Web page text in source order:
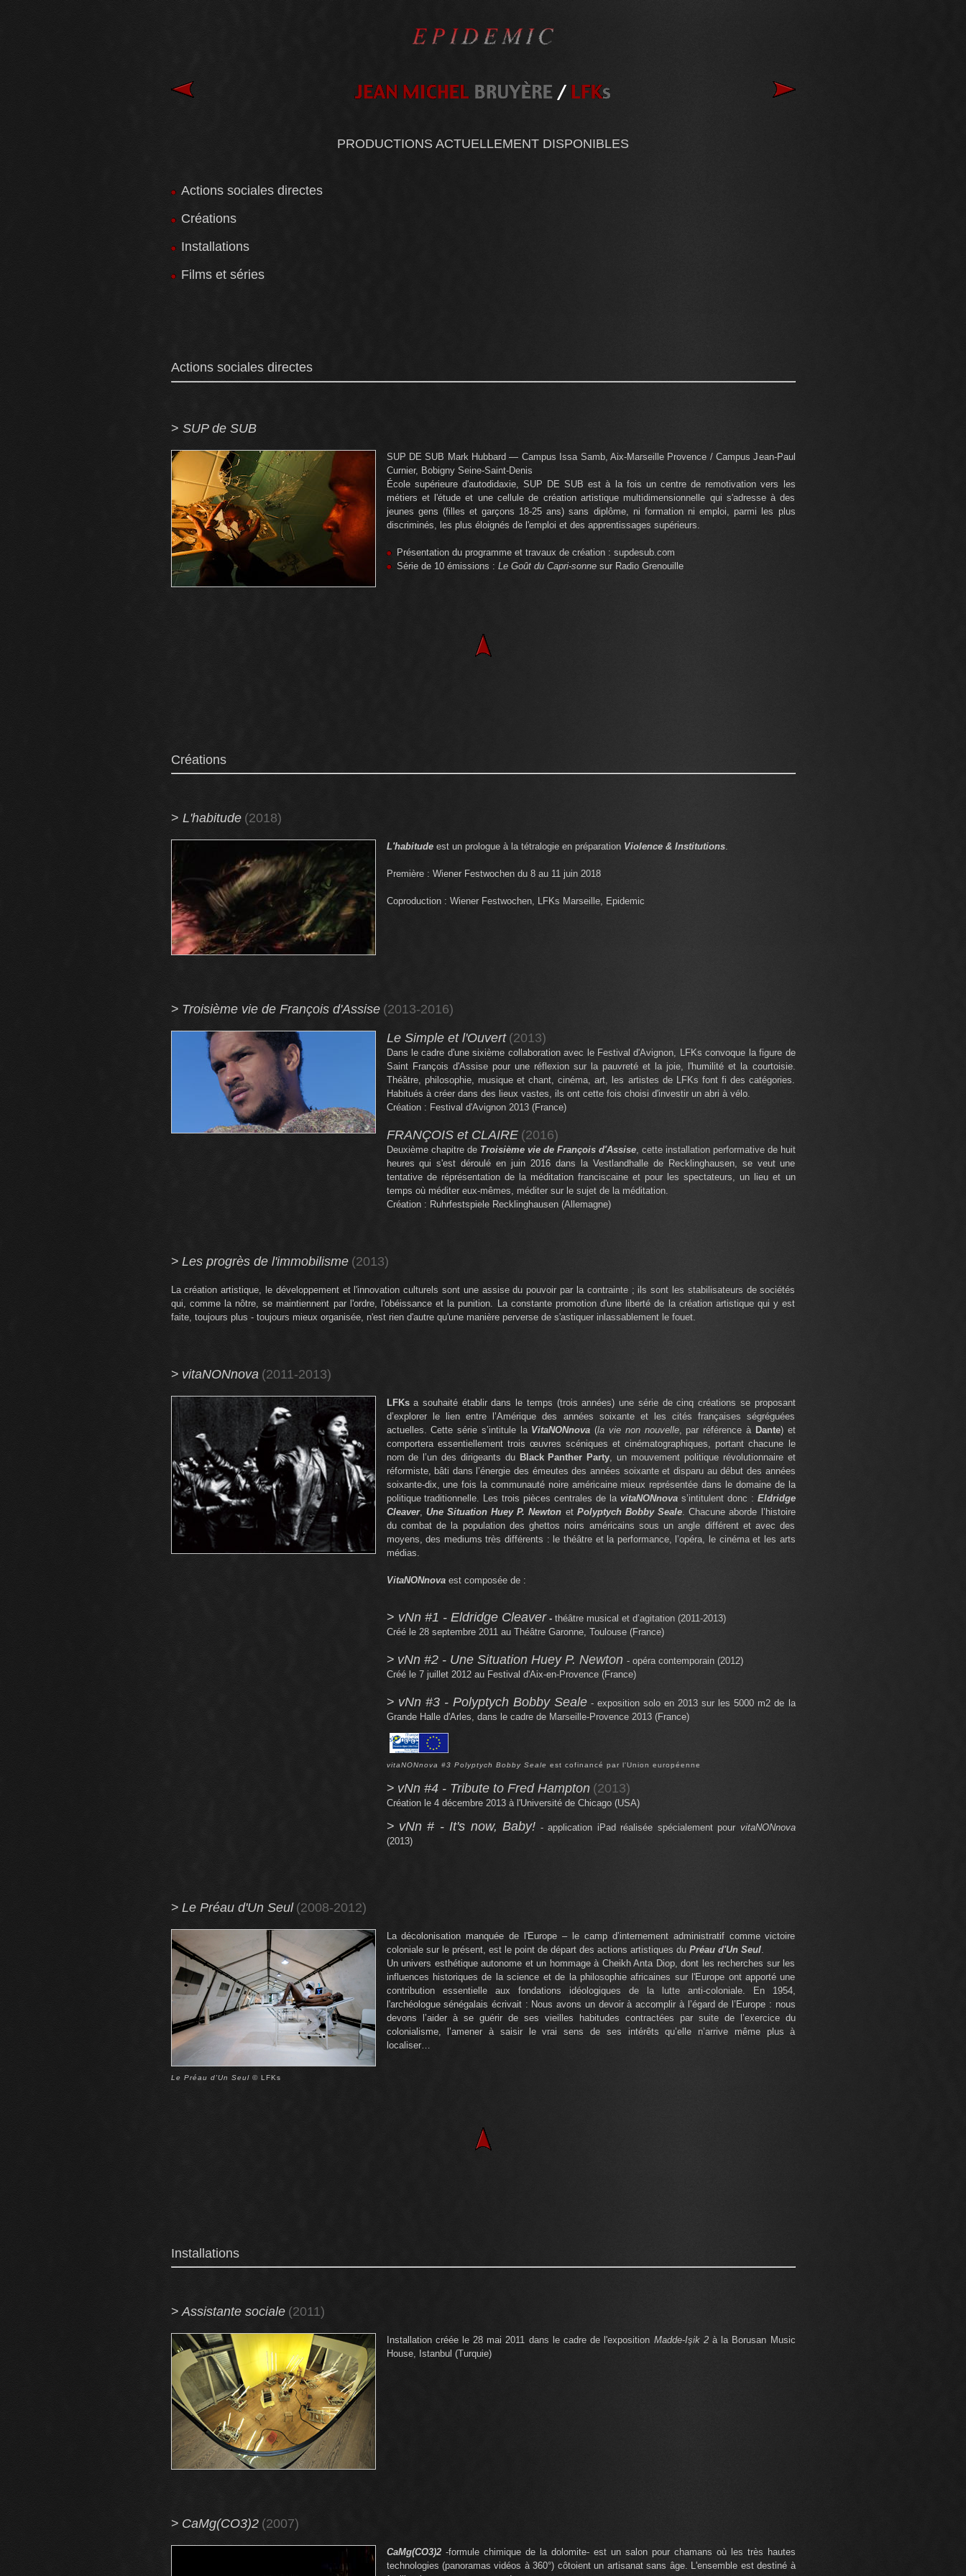
PRODUCTIONS ACTUELLEMENT DISPONIBLES
Actions sociales directes
Créations
Installations
Films et séries
Actions sociales directes
> SUP de SUB
SUP DE SUB Mark Hubbard — Campus Issa Samb, Aix-Marseille Provence / Campus Jean-Paul
Curnier, Bobigny Seine-Saint-Denis
École supérieure d'autodidaxie, SUP DE SUB est à la fois un centre de remotivation vers les
métiers et l'étude et une cellule de création artistique multidimensionnelle qui s'adresse à des
jeunes gens (filles et garçons 18-25 ans) sans diplôme, ni formation ni emploi, parmi les plus
discriminés, les plus éloignés de l'emploi et des apprentissages supérieurs.
Présentation du programme et travaux de création : supdesub.com
Série de 10 émissions : Le Goût du Capri-sonnesur Radio Grenouille
Créations
> L'habitude (2018)
L'habitudeest un prologue à la tétralogie en préparation Violence & Institutions.
Première : Wiener Festwochen du 8 au 11 juin 2018
Coproduction : Wiener Festwochen, LFKs Marseille, Epidemic
> Troisième vie de François d'Assise (2013-2016)
Le Simple et l'Ouvert (2013)
Dans le cadre d'une sixième collaboration avec le Festival d'Avignon, LFKs convoque la figure de
Saint François d'Assise pour une réflexion sur la pauvreté et la joie, l'humilité et la courtoisie.
Théâtre, philosophie, musique et chant, cinéma, art, les artistes de LFKs font fi des catégories.
Habitués à créer dans des lieux vastes, ils ont cette fois choisi d'investir un abri à vélo.
Création : Festival d'Avignon 2013 (France)
FRANÇOIS et CLAIRE (2016)
Deuxième chapitre de Troisième vie de François d'Assise, cette installation performative de huit
heures qui s'est déroulé en juin 2016 dans la Vestlandhalle de Recklinghausen, se veut une
tentative de réprésentation de la méditation franciscaine et pour les spectateurs, un lieu et un
temps où méditer eux-mêmes, méditer sur le sujet de la méditation.
Création : Ruhrfestspiele Recklinghausen (Allemagne)
> Les progrès de l'immobilisme (2013)
La création artistique, le développement et l'innovation culturels sont une assise du pouvoir par la contrainte ; ils sont les stabilisateurs de sociétés
qui, comme la nôtre, se maintiennent par l'ordre, l'obéissance et la punition. La constante promotion d'une liberté de la création artistique qui y est
faite, toujours plus - toujours mieux organisée, n'est rien d'autre qu'une manière perverse de s'astiquer inlassablement le fouet.
> vitaNONnova (2011-2013)
LFKsa souhaité établir dans le temps (trois années) une série de cinq créations se proposant
d’explorer le lien entre l’Amérique des années soixante et les cités françaises ségréguées
actuelles. Cette série s’intitule la VitaNONnova (la vie non nouvelle, par référence à Dante) et
comportera essentiellement trois œuvres scéniques et cinématographiques, portant chacune le
nom de l’un des dirigeants du Black Panther Party, un mouvement politique révolutionnaire et
réformiste, bâti dans l’énergie des émeutes des années soixante et disparu au début des années
soixante-dix, une fois la communauté noire américaine mieux représentée dans le domaine de la
politique traditionnelle. Les trois pièces centrales de la vitaNONnovas’intitulent donc : Eldridge
Cleaver, Une Situation Huey P. Newton et Polyptych Bobby Seale. Chacune aborde l’histoire
du combat de la population des ghettos noirs américains sous un angle différent et avec des
moyens, des mediums très différents : le théâtre et la performance, l’opéra, le cinéma et les arts
médias.
VitaNONnovaest composée de :
> vNn #1 - Eldridge Cleaver-théâtre musical et d’agitation (2011-2013)
Créé le 28 septembre 2011 au Théâtre Garonne, Toulouse (France)
> vNn #2 - Une Situation Huey P. Newton - opéra contemporain (2012)
Créé le 7 juillet 2012 au Festival d'Aix-en-Provence (France)
> vNn #3 - Polyptych Bobby Seale- exposition solo en 2013 sur les 5000 m2 de la
Grande Halle d'Arles, dans le cadre de Marseille-Provence 2013 (France)
vitaNONnova #3 Polyptych Bobby Seale est cofinancé par l'Union européenne
> vNn #4 - Tribute to Fred Hampton (2013)
Création le 4 décembre 2013 à l'Université de Chicago (USA)
> vNn # - It's now, Baby! - application iPad réalisée spécialement pour vitaNONnova
(2013)
> Le Préau d'Un Seul (2008-2012)
Le Préau d'Un Seul © LFKs
La décolonisation manquée de l'Europe – le camp d’internement administratif comme victoire
coloniale sur le présent, est le point de départ des actions artistiques du Préau d'Un Seul.
Un univers esthétique autonome et un hommage à Cheikh Anta Diop, dont les recherches sur les
influences historiques de la science et de la philosophie africaines sur l'Europe ont apporté une
contribution essentielle aux fondations idéologiques de la lutte anti-coloniale. En 1954,
l'archéologue sénégalais écrivait : Nous avons un devoir à accomplir à l’égard de l’Europe : nous
devons l’aider à se guérir de ses vieilles habitudes contractées par suite de l’exercice du
colonialisme, l’amener à saisir le vrai sens de ses intérêts qu’elle n’arrive même plus à
localiser…
Installations
> Assistante sociale (2011)
Installation créée le 28 mai 2011 dans le cadre de l'exposition Madde-Işik 2à la Borusan Music
House, Istanbul (Turquie)
> CaMg(CO3)2 (2007)
CaMg(CO3)2-formule chimique de la dolomite- est un salon pour chamans où les très hautes
technologies (panoramas vidéos à 360°) côtoient un artisanat sans âge. L'ensemble est destiné à